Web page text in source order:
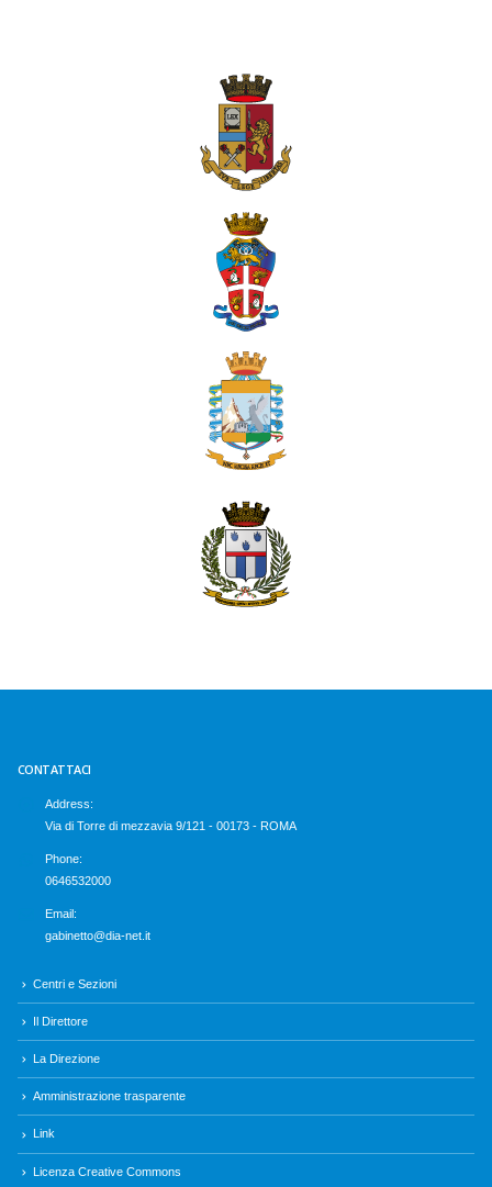
CONTATTACI
Address:
Via di Torre di mezzavia 9/121 - 00173 - ROMA
Phone:
0646532000
Email:
gabinetto@dia-net.it
Centri e Sezioni
Il Direttore
La Direzione
Amministrazione trasparente
Link
Licenza Creative Commons